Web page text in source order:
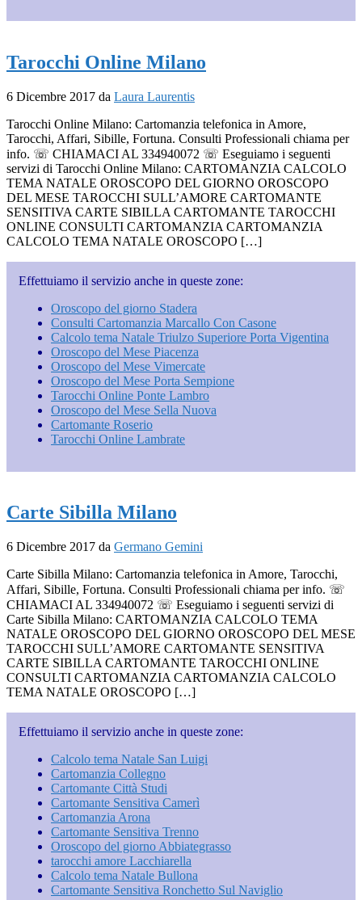
Tarocchi Online Milano
6 Dicembre 2017 da Laura Laurentis
Tarocchi Online Milano: Cartomanzia telefonica in Amore,
Tarocchi, Affari, Sibille, Fortuna. Consulti Professionali chiama per
info. ☏ CHIAMACI AL 334940072 ☏ Eseguiamo i seguenti
servizi di Tarocchi Online Milano: CARTOMANZIA CALCOLO
TEMA NATALE OROSCOPO DEL GIORNO OROSCOPO
DEL MESE TAROCCHI SULL’AMORE CARTOMANTE
SENSITIVA CARTE SIBILLA CARTOMANTE TAROCCHI
ONLINE CONSULTI CARTOMANZIA CARTOMANZIA
CALCOLO TEMA NATALE OROSCOPO […]
Effettuiamo il servizio anche in queste zone:
Oroscopo del giorno Stadera
Consulti Cartomanzia Marcallo Con Casone
Calcolo tema Natale Triulzo Superiore Porta Vigentina
Oroscopo del Mese Piacenza
Oroscopo del Mese Vimercate
Oroscopo del Mese Porta Sempione
Tarocchi Online Ponte Lambro
Oroscopo del Mese Sella Nuova
Cartomante Roserio
Tarocchi Online Lambrate
Carte Sibilla Milano
6 Dicembre 2017 da Germano Gemini
Carte Sibilla Milano: Cartomanzia telefonica in Amore, Tarocchi,
Affari, Sibille, Fortuna. Consulti Professionali chiama per info. ☏
CHIAMACI AL 334940072 ☏ Eseguiamo i seguenti servizi di
Carte Sibilla Milano: CARTOMANZIA CALCOLO TEMA
NATALE OROSCOPO DEL GIORNO OROSCOPO DEL MESE
TAROCCHI SULL’AMORE CARTOMANTE SENSITIVA
CARTE SIBILLA CARTOMANTE TAROCCHI ONLINE
CONSULTI CARTOMANZIA CARTOMANZIA CALCOLO
TEMA NATALE OROSCOPO […]
Effettuiamo il servizio anche in queste zone:
Calcolo tema Natale San Luigi
Cartomanzia Collegno
Cartomante Città Studi
Cartomante Sensitiva Camerì
Cartomanzia Arona
Cartomante Sensitiva Trenno
Oroscopo del giorno Abbiategrasso
tarocchi amore Lacchiarella
Calcolo tema Natale Bullona
Cartomante Sensitiva Ronchetto Sul Naviglio